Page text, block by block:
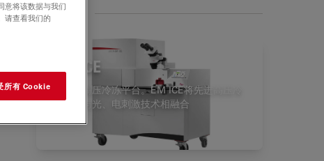
相关产品
EM ICE
多功能高压冷冻平台。EM ICE将先进高压冷
冻技术与光、电刺激技术相融合
意将该数据与我们
请查看我们的
所有 Cookie